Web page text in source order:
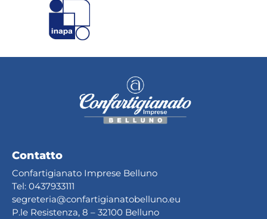
Contatto
Confartigianato Imprese Belluno
Tel: 0437933111
segreteria@confartigianatobelluno.eu
P.le Resistenza, 8 – 32100 Belluno